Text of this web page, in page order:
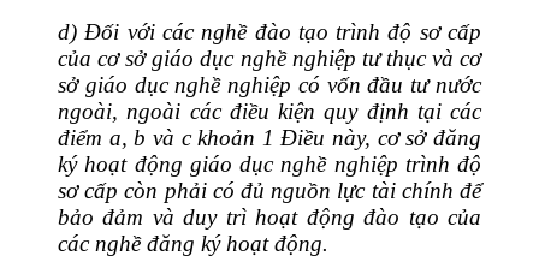
d) Đối với các nghề đào tạo trình độ sơ cấp
của cơ sở giáo dục nghề nghiệp tư thục và cơ
sở giáo dục nghề nghiệp có vốn đầu tư nước
ngoài, ngoài các điều kiện quy định tại các
điểm a, b và c khoản 1 Điều này, cơ sở đăng
ký hoạt động giáo dục nghề nghiệp trình độ
sơ cấp còn phải có đủ nguồn lực tài chính để
bảo đảm và duy trì hoạt động đào tạo của
các nghề đăng ký hoạt động.